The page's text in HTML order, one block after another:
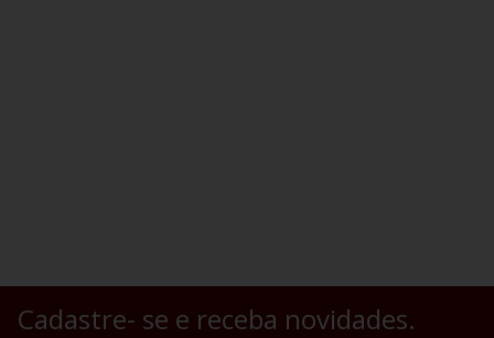
Cadastre- se e receba novidades.